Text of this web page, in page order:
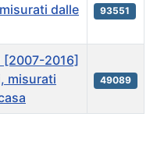
dalle
93551
[2007-2016]
misurati
49089